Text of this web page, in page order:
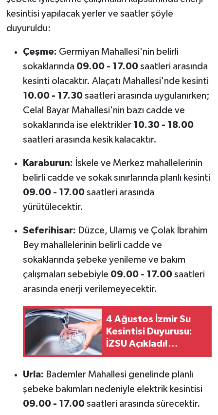
kesintisi yapılacak yerler ve saatler şöyle
duyuruldu:
Çeşme: Germiyan Mahallesi'nin belirli
sokaklarında 09.00 - 17.00saatleri arasında
kesinti olacaktır. Alaçatı Mahallesi'nde kesinti
10.00 - 17.30saatleri arasında uygulanırken;
Celal Bayar Mahallesi'nin bazı cadde ve
sokaklarında ise elektrikler 10.30 - 18.00
saatleri arasında kesik kalacaktır.
Karaburun: İskele ve Merkez mahallelerinin
belirli cadde ve sokak sınırlarında planlı kesinti
09.00 - 17.00saatleri arasında
yürütülecektir.
Seferihisar: Düzce, Ulamış ve Çolak İbrahim
Bey mahallelerinin belirli cadde ve
sokaklarında şebeke yenileme ve bakım
çalışmaları sebebiyle 09.00 - 17.00saatleri
arasında enerji verilemeyecektir.
4 Ağustos İzmir Su
Kesintisi Duyurusu:
İZSU Açıkladı!
Karabağlar,
Seferihisar ve Diğer
İlçeler
Urla: Bademler Mahallesi genelinde planlı
şebeke bakımları nedeniyle elektrik kesintisi
09.00 - 17.00saatleri arasında sürecektir.